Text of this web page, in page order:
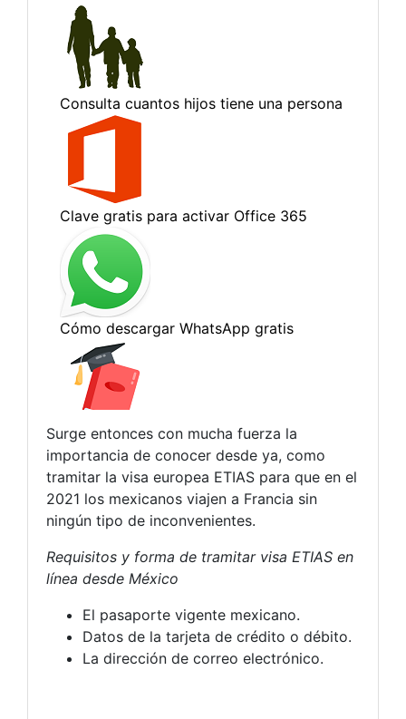
Surge entonces con mucha fuerza la
importancia de conocer desde ya, como
tramitar la visa europea ETIAS para que en el
2021 los mexicanos viajen a Francia sin
ningún tipo de inconvenientes.
Requisitos y forma de tramitar visa ETIAS en
línea desde México
El pasaporte vigente mexicano.
Datos de la tarjeta de crédito o débito.
La dirección de correo electrónico.